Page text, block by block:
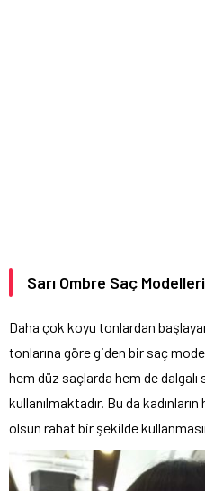
Sarı Ombre Saç Modelleri
Daha çok koyu tonlardan
tonlarına göre giden bir saç
hem düz saçlarda hem de
kullanılmaktadır. Bu da
olsun rahat bir şekilde